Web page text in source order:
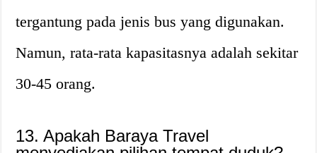
tergantung pada jenis bus yang digunakan.
Namun, rata-rata kapasitasnya adalah sekitar
30-45 orang.
13. Apakah Baraya Travel